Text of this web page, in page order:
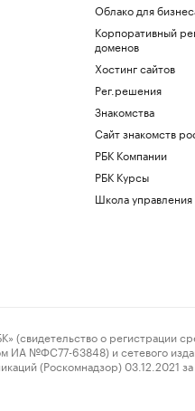
Облако для
Корпоративный
доменов
Хостинг сайтов
Рег.решения
Знакомства
Сайт знакомств
РБК Компании
РБК Курсы
Школа
о регистрации
№ФС77-63848) и сетевого
(Роскомнадзор)